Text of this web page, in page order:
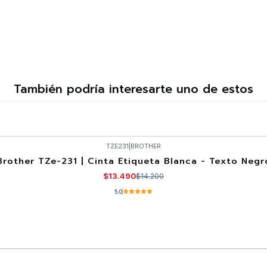
También podría interesarte uno de estos
TZE231 BROTHER
TZe-231 | Cinta Etiqueta Blanca - Texto
$13.490$14.200
5.0